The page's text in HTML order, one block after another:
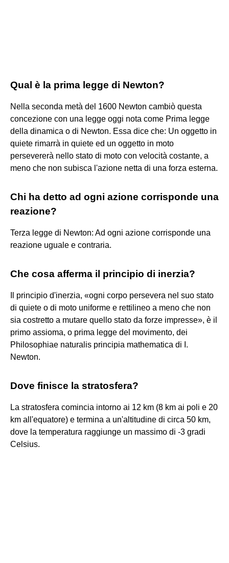
Qual è la prima legge di Newton?
Nella seconda metà del 1600 Newton cambiò questa
concezione con una legge oggi nota come Prima legge
della dinamica o di Newton. Essa dice che: Un oggetto in
quiete rimarrà in quiete ed un oggetto in moto
persevererà nello stato di moto con velocità costante, a
meno che non subisca l'azione netta di una forza esterna.
Chi ha detto ad ogni azione corrisponde una
reazione?
Terza legge di Newton: Ad ogni azione corrisponde una
reazione uguale e contraria.
Che cosa afferma il principio di inerzia?
Il principio d'inerzia, «ogni corpo persevera nel suo stato
di quiete o di moto uniforme e rettilineo a meno che non
sia costretto a mutare quello stato da forze impresse», è il
primo assioma, o prima legge del movimento, dei
Philosophiae naturalis principia mathematica di I.
Newton.
Dove finisce la stratosfera?
La stratosfera comincia intorno ai 12 km (8 km ai poli e 20
km all'equatore) e termina a un'altitudine di circa 50 km,
dove la temperatura raggiunge un massimo di -3 gradi
Celsius.